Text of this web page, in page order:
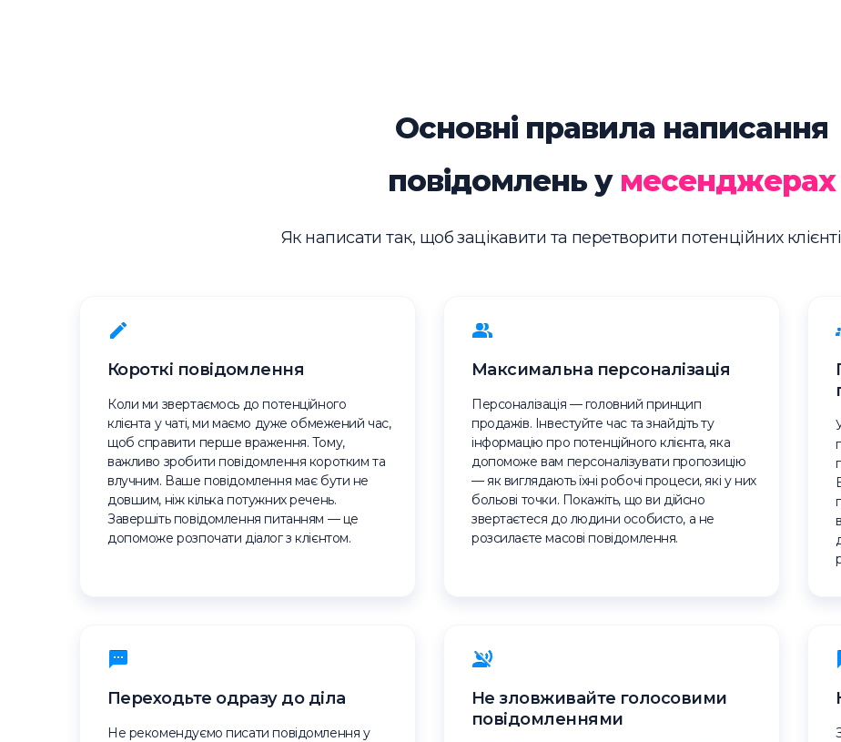
Основні правила написання
повідомлень у месенджерах
Як написати так, щоб зацікавити та перетворити потенційних
Короткі повідомлення
Коли ми звертаємось до потенційного
клієнта у чаті, ми маємо дуже обмежений час,
щоб справити перше враження. Тому,
важливо зробити повідомлення коротким та
влучним. Ваше повідомлення має бути не
довшим, ніж кілька потужних речень.
Завершіть повідомлення питанням — це
допоможе розпочати діалог з клієнтом.
Максимальна персоналізація
Персоналізація — головний принцип
продажів. Інвестуйте час та знайдіть ту
інформацію про потенційного клієнта, яка
допоможе вам персоналізувати пропозицію
— як виглядають їхні робочі процеси, які у них
больові точки. Покажіть, що ви дійсно
звертаєтеся до людини особисто, а не
розсилаєте масові повідомлення.
Переходьте одразу до діла
Не рекомендуємо писати повідомлення у
Не зловживайте голосовими
повідомленнями